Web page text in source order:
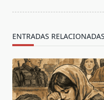
ENTRADAS RELACIONADAS